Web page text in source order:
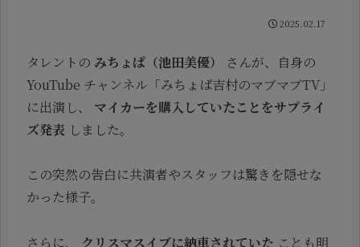
2025.02.17
タレントの みちょぱ（池田美優）
さんが、自身の
YouTube チャンネル「みちょぱ吉村のマブマブTV」
に出演し、 マイカーを購入していたことをサプライ
ズ発表 しました。
この突然の告白に共演者やスタッフは驚きを隠せな
かった様子。
さらに、 クリスマスイブに納車されていた ことも明